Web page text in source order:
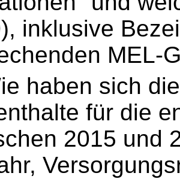
inklusive
MEL-
haben sich
für die
2015 und